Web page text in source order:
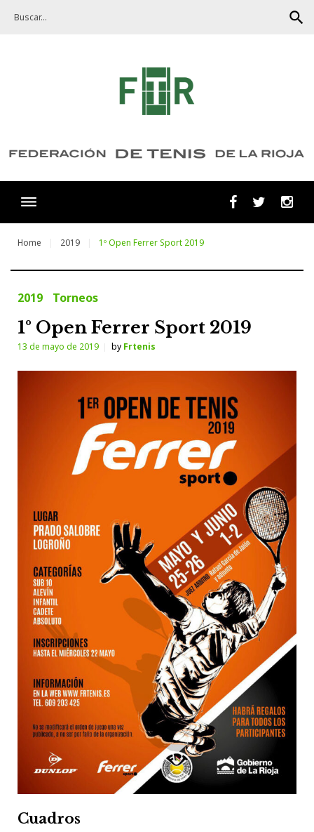
search
FacebookTwitter
Home 2019 1º Open Ferrer Sport 2019
2019 Torneos
1º Open Ferrer Sport 2019
13 de mayo de 2019 by Frtenis
Cuadros